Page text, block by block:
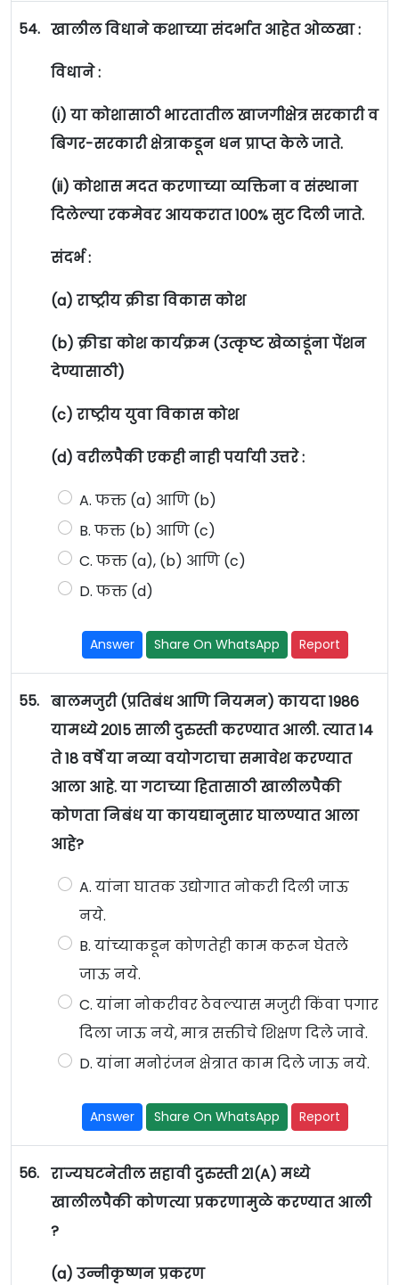
54. खालील विधाने कशाच्या संदर्भात आहेत ओळखा :
विधाने :
(i) या कोशासाठी भारतातील खाजगीक्षेत्र सरकारी व
बिगर-सरकारी क्षेत्राकडून धन प्राप्त केले जाते.
(ii) कोशास मदत करणाच्या व्यक्तिना व संस्थाना
दिलेल्या रकमेवर आयकरात 100% सुट दिली जाते.
संदर्भ :
(a) राष्ट्रीय क्रीडा विकास कोश
(b) क्रीडा कोश कार्यक्रम (उत्कृष्ट खेळाडूंना पेंशन
देण्यासाठी)
(c) राष्ट्रीय युवा विकास कोश
(d) वरीलपैकी एकही नाही पर्यायी उत्तरे :
A. फक्त (a) आणि (b)
B. फक्त (b) आणि (c)
C. फक्त (a), (b) आणि (c)
D. फक्त (d)
Answer Share On WhatsApp Report
55. बालमजुरी (प्रतिबंध आणि नियमन) कायदा 1986
यामध्ये 2015 साली दुरुस्ती करण्यात आली. त्यात 14
ते 18 वर्षे या नव्या वयोगटाचा समावेश करण्यात
आला आहे. या गटाच्या हितासाठी खालीलपैकी
कोणता निबंध या कायद्यानुसार घालण्यात आला
आहे?
A. यांना घातक उद्योगात नोकरी दिली जाऊ
नये.
B. यांच्याकडून कोणतेही काम करून घेतले
जाऊ नये.
C. यांना नोकरीवर ठेवल्यास मजुरी किंवा पगार
दिला जाऊ नये, मात्र सक्तीचे शिक्षण दिले जावे.
D. यांना मनोरंजन क्षेत्रात काम दिले जाऊ नये.
Answer Share On WhatsApp Report
56. राज्यघटनेतील सहावी दुरुस्ती 21(A) मध्ये
खालीलपैकी कोणत्या प्रकरणामुळे करण्यात आली
?
(a) उन्नीकृष्णन प्रकरण